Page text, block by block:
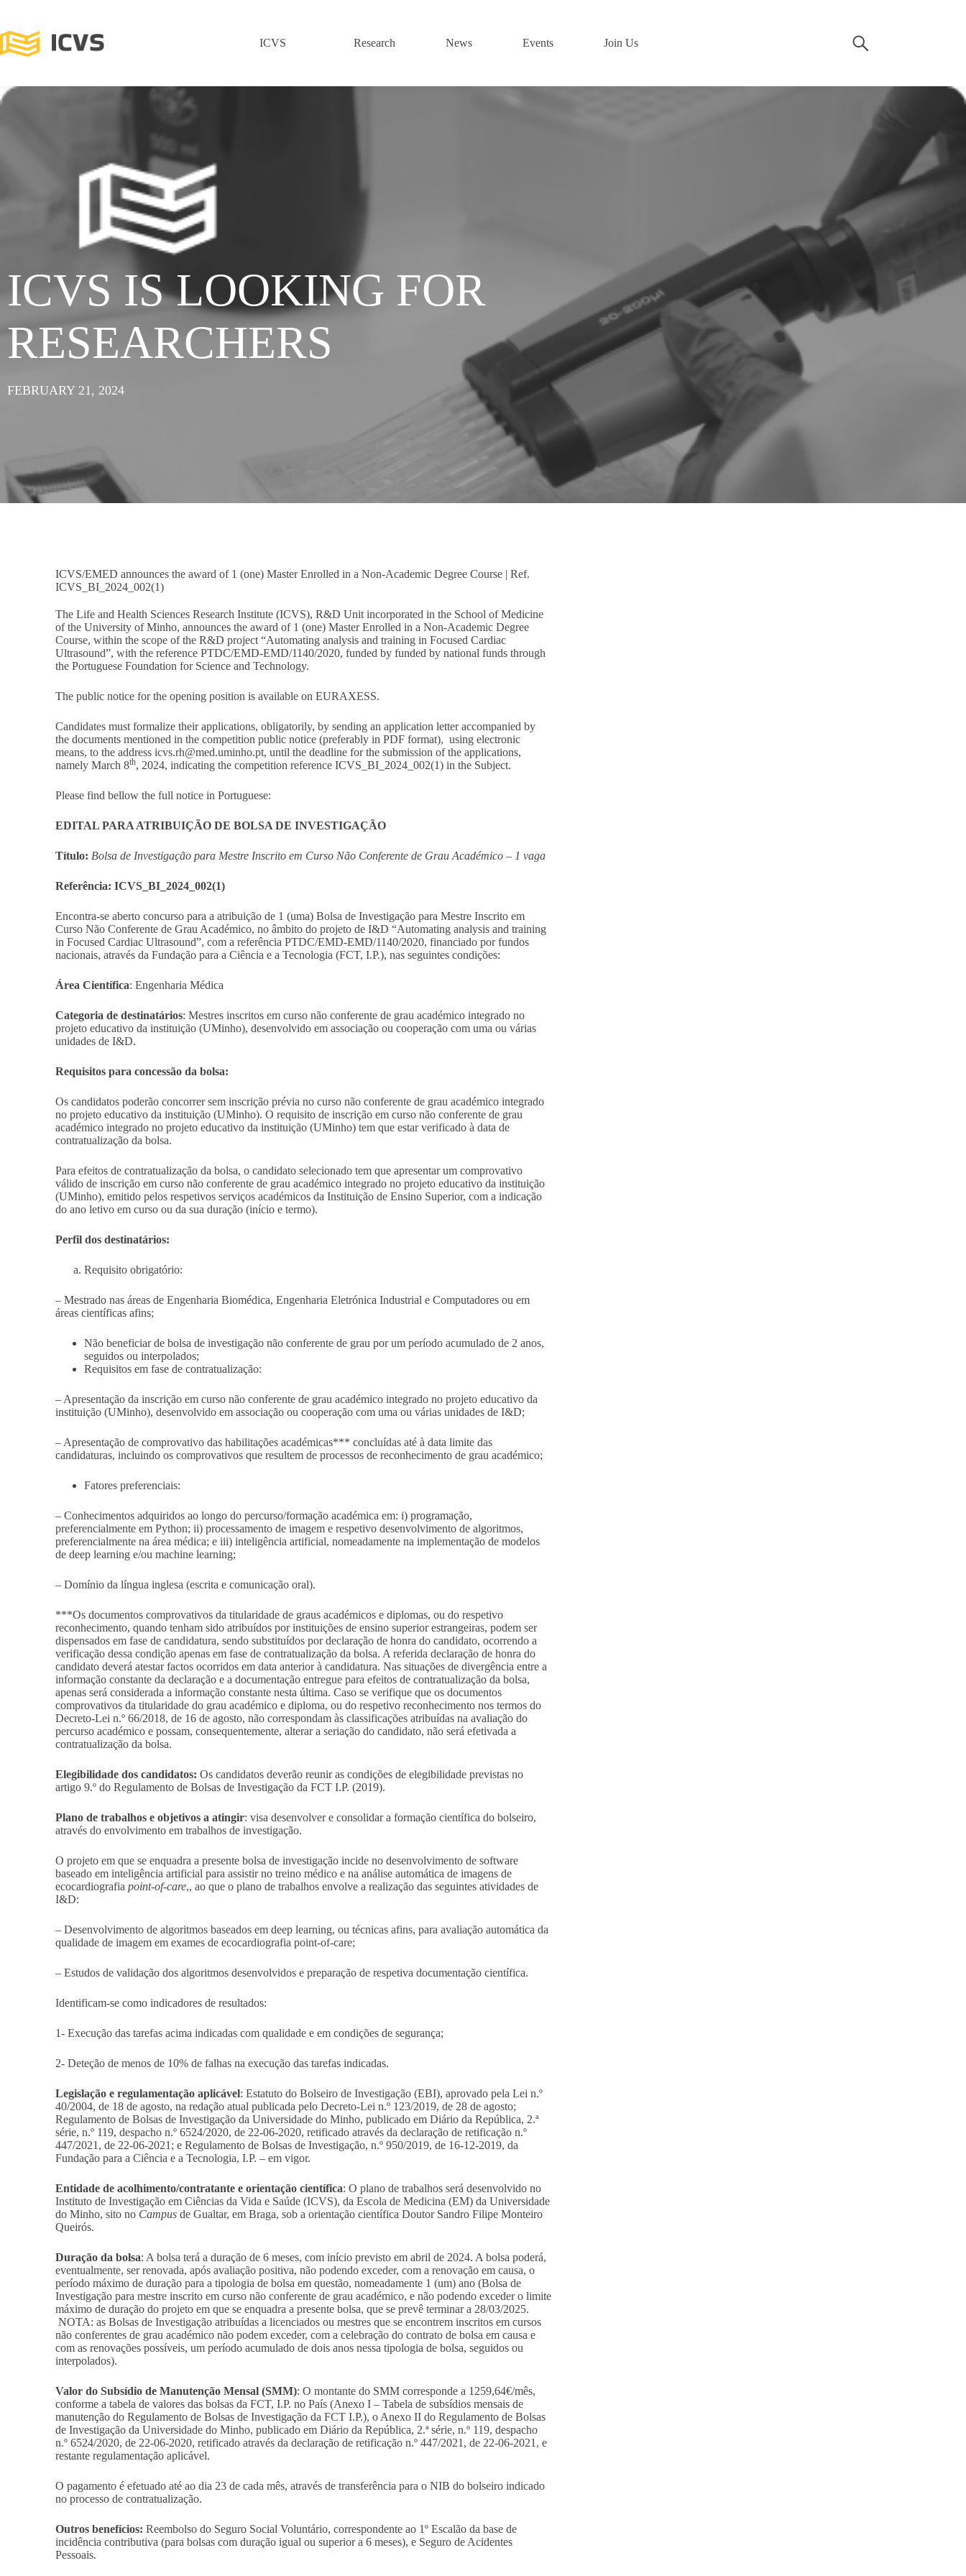
ICVS Research News Events Join Us
ICVS IS LOOKING FOR
RESEARCHERS
FEBRUARY 21, 2024
ICVS/EMED announces the award of 1 (one) Master Enrolled in a Non-Academic Degree Course | Ref.
ICVS_BI_2024_002(1)
The Life and Health Sciences Research Institute (ICVS), R&D Unit incorporated in the School of Medicine
of the University of Minho, announces the award of 1 (one) Master Enrolled in a Non-Academic Degree
Course, within the scope of the R&D project “Automating analysis and training in Focused Cardiac
Ultrasound”, with the reference PTDC/EMD-EMD/1140/2020, funded by funded by national funds through
the Portuguese Foundation for Science and Technology.
The public notice for the opening position is available onEURAXESS.
Candidates must formalize their applications, obligatorily, by sending an application letter accompanied by
the documents mentioned in the competition public notice (preferably in PDF format), using electronic
means, to the addressicvs.rh@med.uminho.pt, until the deadline for the submission of the applications,
namely March 8th, 2024, indicating the competition reference ICVS_BI_2024_002(1) in the Subject.
Please find bellow the full notice in Portuguese:
EDITAL PARA ATRIBUIÇÃO DE BOLSA DE INVESTIGAÇÃO
Título: Bolsa de Investigação para Mestre Inscrito em Curso Não Conferente de Grau Académico – 1 vaga
Referência: ICVS_BI_2024_002(1)
Encontra-se aberto concurso para a atribuição de 1 (uma) Bolsa de Investigação para Mestre Inscrito em
Curso Não Conferente de Grau Académico, no âmbito do projeto de I&D “Automating analysis and training
in Focused Cardiac Ultrasound”, com a referência PTDC/EMD-EMD/1140/2020, financiado por fundos
nacionais, através da Fundação para a Ciência e a Tecnologia (FCT, I.P.), nas seguintes condições:
Área Científica: Engenharia Médica
Categoria de destinatários: Mestres inscritos em curso não conferente de grau académico integrado no
projeto educativo da instituição (UMinho), desenvolvido em associação ou cooperação com uma ou várias
unidades de I&D.
Requisitos para concessão da bolsa:
Os candidatos poderão concorrer sem inscrição prévia no curso não conferente de grau académico integrado
no projeto educativo da instituição (UMinho). O requisito de inscrição em curso não conferente de grau
académico integrado no projeto educativo da instituição (UMinho) tem que estar verificado à data de
contratualização da bolsa.
Para efeitos de contratualização da bolsa, o candidato selecionado tem que apresentar um comprovativo
válido de inscrição em curso não conferente de grau académico integrado no projeto educativo da instituição
(UMinho), emitido pelos respetivos serviços académicos da Instituição de Ensino Superior, com a indicação
do ano letivo em curso ou da sua duração (início e termo).
Perfil dos destinatários:
Requisito obrigatório:
– Mestrado nas áreas de Engenharia Biomédica, Engenharia Eletrónica Industrial e Computadores ou em
áreas científicas afins;
Não beneficiar de bolsa de investigação não conferente de grau por um período acumulado de 2 anos,
seguidos ou interpolados;
Requisitos em fase de contratualização:
– Apresentação da inscrição em curso não conferente de grau académico integrado no projeto educativo da
instituição (UMinho), desenvolvido em associação ou cooperação com uma ou várias unidades de I&D;
– Apresentação de comprovativo das habilitações académicas*** concluídas até à data limite das
candidaturas, incluindo os comprovativos que resultem de processos de reconhecimento de grau académico;
Fatores preferenciais:
– Conhecimentos adquiridos ao longo do percurso/formação académica em: i) programação,
preferencialmente em Python; ii) processamento de imagem e respetivo desenvolvimento de algoritmos,
preferencialmente na área médica; e iii) inteligência artificial, nomeadamente na implementação de modelos
de deep learning e/ou machine learning;
– Domínio da língua inglesa (escrita e comunicação oral).
***Os documentos comprovativos da titularidade de graus académicos e diplomas, ou do respetivo
reconhecimento, quando tenham sido atribuídos por instituições de ensino superior estrangeiras, podem ser
dispensados em fase de candidatura, sendo substituídos por declaração de honra do candidato, ocorrendo a
verificação dessa condição apenas em fase de contratualização da bolsa. A referida declaração de honra do
candidato deverá atestar factos ocorridos em data anterior à candidatura. Nas situações de divergência entre a
informação constante da declaração e a documentação entregue para efeitos de contratualização da bolsa,
apenas será considerada a informação constante nesta última. Caso se verifique que os documentos
comprovativos da titularidade do grau académico e diploma, ou do respetivo reconhecimento nos termos do
Decreto-Lei n.º 66/2018, de 16 de agosto, não correspondam às classificações atribuídas na avaliação do
percurso académico e possam, consequentemente, alterar a seriação do candidato, não será efetivada a
contratualização da bolsa.
Elegibilidade dos candidatos:Os candidatos deverão reunir as condições de elegibilidade previstas no
artigo 9.º do Regulamento de Bolsas de Investigação da FCT I.P. (2019).
Plano de trabalhos e objetivos a atingir: visa desenvolver e consolidar a formação científica do bolseiro,
através do envolvimento em trabalhos de investigação.
O projeto em que se enquadra a presente bolsa de investigação incide no desenvolvimento de software
baseado em inteligência artificial para assistir no treino médico e na análise automática de imagens de
ecocardiografiapoint-of-care,, ao que o plano de trabalhos envolve a realização das seguintes atividades de
I&D:
– Desenvolvimento de algoritmos baseados em deep learning, ou técnicas afins, para avaliação automática da
qualidade de imagem em exames de ecocardiografia point-of-care;
– Estudos de validação dos algoritmos desenvolvidos e preparação de respetiva documentação científica.
Identificam-se como indicadores de resultados:
1- Execução das tarefas acima indicadas com qualidade e em condições de segurança;
2- Deteção de menos de 10% de falhas na execução das tarefas indicadas.
Legislação e regulamentação aplicável: Estatuto do Bolseiro de Investigação (EBI), aprovado pela Lei n.º
40/2004, de 18 de agosto, na redação atual publicada pelo Decreto-Lei n.º 123/2019, de 28 de agosto;
Regulamento de Bolsas de Investigação da Universidade do Minho, publicado em Diário da República, 2.ª
série, n.º 119, despacho n.º 6524/2020, de 22-06-2020, retificado através da declaração de retificação n.º
447/2021, de 22-06-2021; e Regulamento de Bolsas de Investigação, n.º 950/2019, de 16-12-2019, da
Fundação para a Ciência e a Tecnologia, I.P. – em vigor.
Entidade de acolhimento/contratante e orientação científica: O plano de trabalhos será desenvolvido no
Instituto de Investigação em Ciências da Vida e Saúde (ICVS), da Escola de Medicina (EM) da Universidade
do Minho, sito no Campus de Gualtar, em Braga, sob a orientação científica Doutor Sandro Filipe Monteiro
Queirós.
Duração da bolsa: A bolsa terá a duração de 6 meses, com início previsto em abril de 2024. A bolsa poderá,
eventualmente, ser renovada, após avaliação positiva, não podendo exceder, com a renovação em causa, o
período máximo de duração para a tipologia de bolsa em questão, nomeadamente 1 (um) ano (Bolsa de
Investigação para mestre inscrito em curso não conferente de grau académico, e não podendo exceder o limite
máximo de duração do projeto em que se enquadra a presente bolsa, que se prevê terminar a 28/03/2025.
NOTA: as Bolsas de Investigação atribuídas a licenciados ou mestres que se encontrem inscritos em cursos
não conferentes de grau académico não podem exceder, com a celebração do contrato de bolsa em causa e
com as renovações possíveis, um período acumulado de dois anos nessa tipologia de bolsa, seguidos ou
interpolados).
Valor do Subsídio de Manutenção Mensal (SMM): O montante do SMM corresponde a 1259,64€/mês,
conforme a tabela de valores das bolsas da FCT, I.P. no País (Anexo I – Tabela de subsídios mensais de
manutenção do Regulamento de Bolsas de Investigação da FCT I.P.), o Anexo II do Regulamento de Bolsas
de Investigação da Universidade do Minho, publicado em Diário da República, 2.ª série, n.º 119, despacho
n.º 6524/2020, de 22-06-2020, retificado através da declaração de retificação n.º 447/2021, de 22-06-2021, e
restante regulamentação aplicável.
O pagamento é efetuado até ao dia 23 de cada mês, através de transferência para o NIB do bolseiro indicado
no processo de contratualização.
Outros benefícios: Reembolso do Seguro Social Voluntário, correspondente ao 1º Escalão da base de
incidência contributiva (para bolsas com duração igual ou superior a 6 meses), e Seguro de Acidentes
Pessoais.